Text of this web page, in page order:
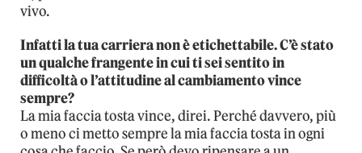
vivo.
Infatti la tua carriera non è etichettabile. C’è stato
un qualche frangente in cui ti sei sentito in
difficoltà o l’attitudine al cambiamento vince
sempre?
La mia faccia tosta vince, direi. Perché davvero, più
o meno ci metto sempre la mia faccia tosta in ogni